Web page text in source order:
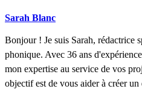
Sarah Blanc
Bonjour ! Je suis Sarah, rédactrice
phonique. Avec 36 ans
mon expertise au service de vos
objectif est de vous aider à créer